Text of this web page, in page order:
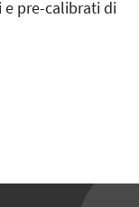
e pre-calibrati di